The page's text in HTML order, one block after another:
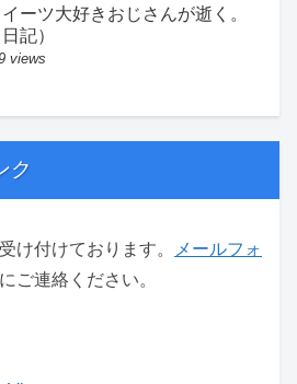
イーツ大好きおじさんが逝く。
日記）
views
ク
け付けております。
メールフォ
ご連絡ください。